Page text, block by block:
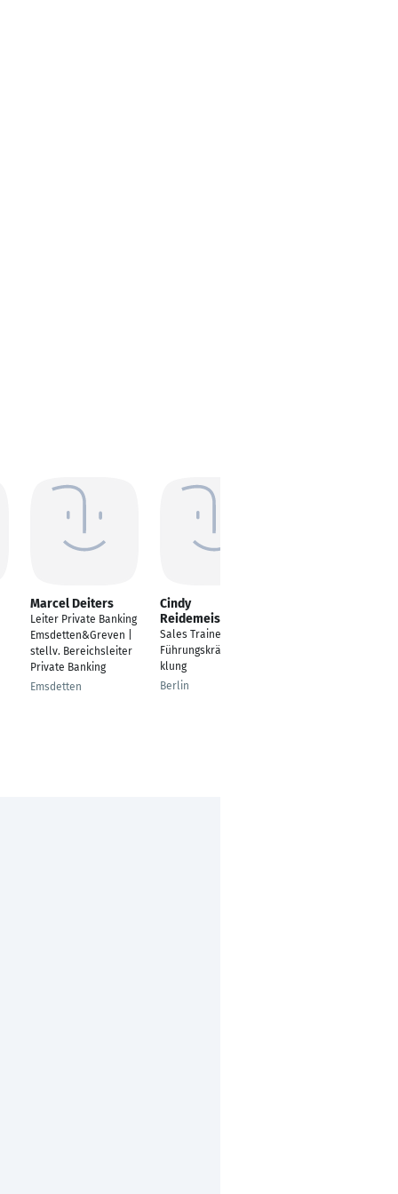
Marcel Deiters
Leiter Private Banking
Emsdetten&Greven |
stellv. Bereichsleiter
Private Banking
Emsdetten
Cindy
Reidemeister
Sales Trainerin für
Führungskräfteentwic
klung
Berlin